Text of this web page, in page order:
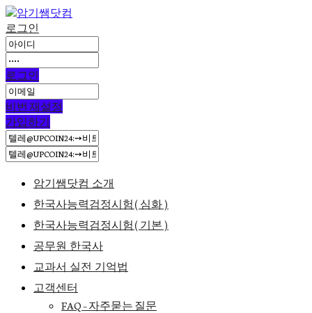
로그인
로그인
비번 재설정
가입하기
암기쌤닷컴 소개
한국사능력검정시험(심화)
한국사능력검정시험(기본)
공무원 한국사
교과서 실전 기억법
고객센터
FAQ – 자주묻는 질문